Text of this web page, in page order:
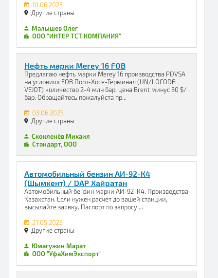
10.06.2025
Другие страны
Малышев Олег
ООО "ИНТЕР ТСТ КОМПАНИЯ"
Нефть марки Merey 16 FOB
Предлагаю нефть марки Merey 16 производства PDVSA
на условиях FOB Порт-Хосе-Терминал (UN/LOCODE:
VEJOT) количество 2-4 млн бар, цена Brent минус 30 $/
бар. Обращайтесь пожалуйста пр...
03.06.2025
Другие страны
Скокленёв Михаил
Стандарт, ООО
Автомобильный бензин АИ-92-К4
(Шымкент) / DAP Хайратан
Автомобильный бензин марки АИ-92-К4. Производства
Казахстан. Если нужен расчет до вашей станции,
высылайте заявку. Паспорт по запросу....
27.05.2025
Другие страны
Юмагужин Марат
ООО "УфаХимЭкспорт"